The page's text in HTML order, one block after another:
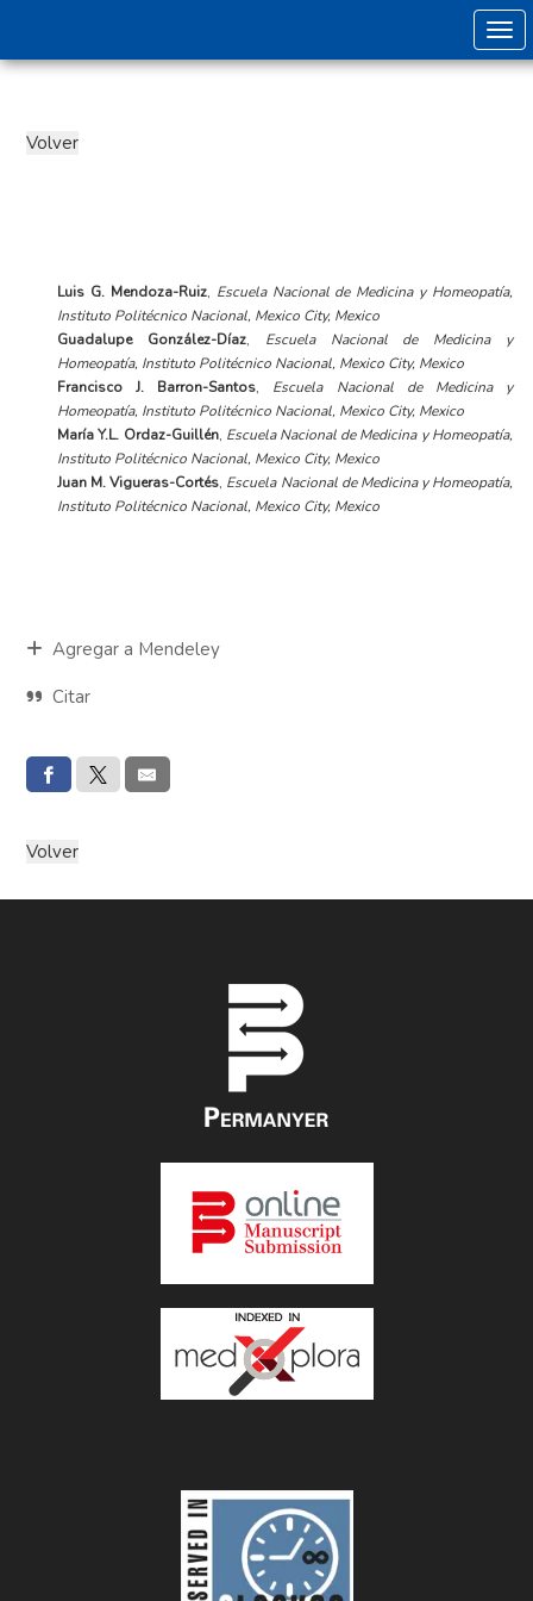
Luis G. Mendoza-Ruiz, Escuela Nacional de Medicina y Homeopatía,
Instituto Politécnico Nacional, Mexico City, Mexico
Guadalupe González-Díaz, Escuela Nacional de Medicina y
Homeopatía, Instituto Politécnico Nacional, Mexico City, Mexico
Francisco J. Barron-Santos, Escuela Nacional de Medicina y
Homeopatía, Instituto Politécnico Nacional, Mexico City, Mexico
María Y.L. Ordaz-Guillén, Escuela Nacional de Medicina y Homeopatía,
Instituto Politécnico Nacional, Mexico City, Mexico
Juan M. Vigueras-Cortés, Escuela Nacional de Medicina y Homeopatía,
Instituto Politécnico Nacional, Mexico City, Mexico
Agregar a Mendeley
Citar